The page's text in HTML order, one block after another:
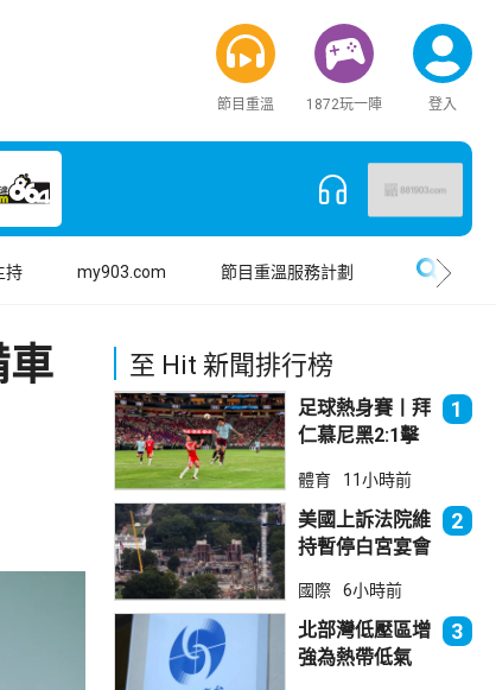
節目重溫 1872玩一陣 登入
持 my903.com 節目重溫服務計劃
車
至 Hit 新聞排行榜
足球熱身賽丨拜
仁慕尼黑2:1擊
1
體育 11小時前
美國上訴法院維
持暫停白宮宴會
2
國際 6小時前
北部灣低壓區增
強為熱帶低氣
3